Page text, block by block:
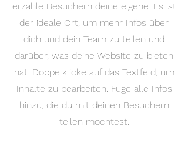
erzähle Besuchern deine eigene. Es ist
der ideale Ort, um mehr Infos über
dich und dein Team zu teilen und
darüber, was deine Website zu bieten
hat. Doppelklicke auf das Textfeld, um
Inhalte zu bearbeiten. Füge alle Infos
hinzu, die du mit deinen Besuchern
teilen möchtest.